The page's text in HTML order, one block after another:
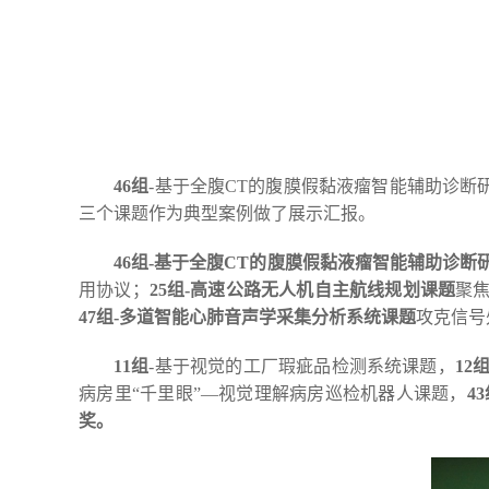
46组-基于全腹CT的腹膜假黏液瘤智能辅助诊断
三个课题作为典型案例做了展示汇报。
46组-基于全腹CT的腹膜假黏液瘤智能辅助诊断
用协议； 25组-高速公路无人机自主航线规划课题聚
47组-多道智能心肺音声学采集分析系统课题攻克信
11组-基于视觉的工厂瑕疵品检测系统课题， 12
病房里“千里眼”—视觉理解病房巡检机器人课题， 43
奖。